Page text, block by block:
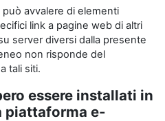
avvalere di elementi
link a pagine web di altri
server diversi dalla presente
non risponde del
tali siti.
essere installati in
piattaforma e-